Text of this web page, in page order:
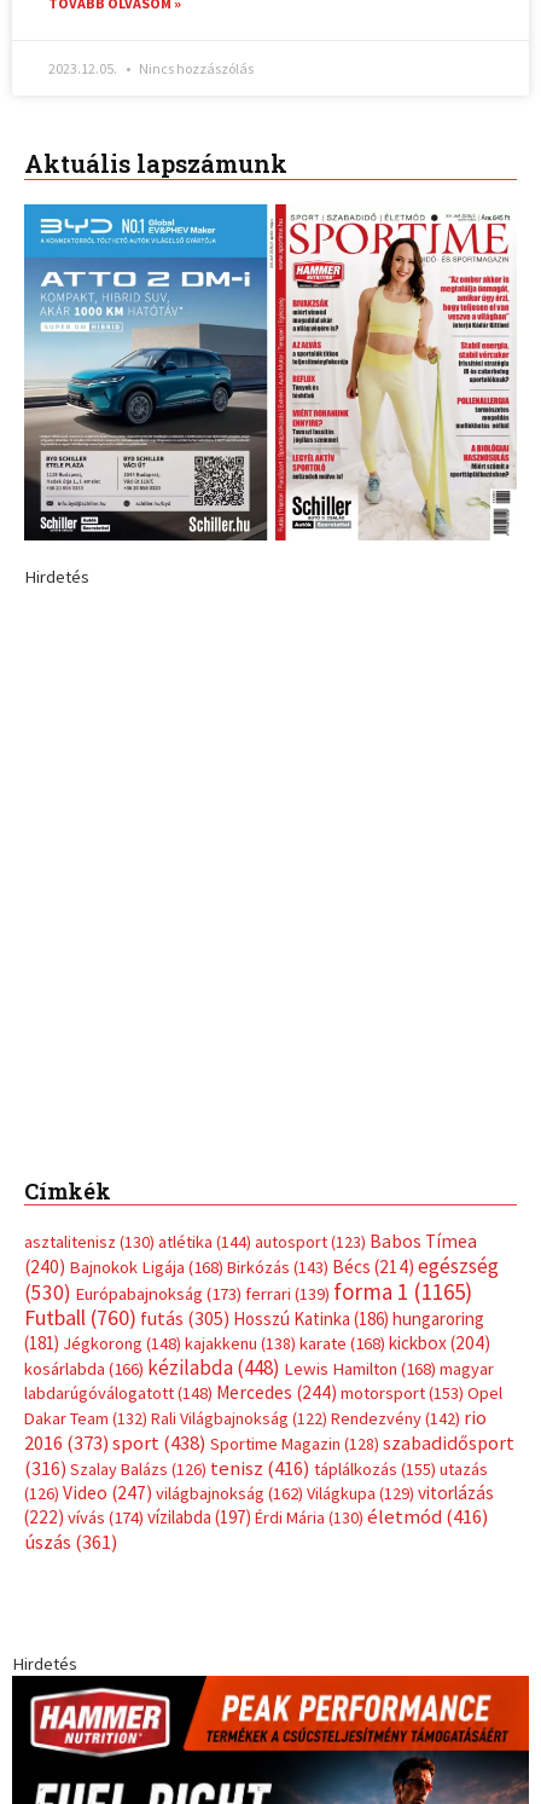
2023.12.05. Nincs hozzászólás
Aktuális lapszámunk
Hirdetés
Címkék
asztalitenisz (130) atlétika (144) autosport(123) Babos Tímea
(240) Bajnokok Ligája (168) Birkózás (143) Bécs (214) egészség
(530) Európabajnokság (173) ferrari (139) forma 1 (1165)
Futball (760) futás (305) Hosszú Katinka (186) hungaroring
(181) Jégkorong (148) kajakkenu (138) karate (168) kickbox(204)
kosárlabda (166) kézilabda(448) Lewis Hamilton (168) magyar
labdarúgóválogatott(148) Mercedes (244) motorsport(153) Opel
Dakar Team (132) Rali Világbajnokság (122) Rendezvény(142) rio
2016 (373) sport(438) Sportime Magazin (128) szabadidősport
(316) Szalay Balázs (126) tenisz (416) táplálkozás (155) utazás
(126) Video (247) világbajnokság (162) Világkupa (129) vitorlázás
(222) vívás (174) vízilabda (197) Érdi Mária (130) életmód(416)
úszás (361)
Hirdetés